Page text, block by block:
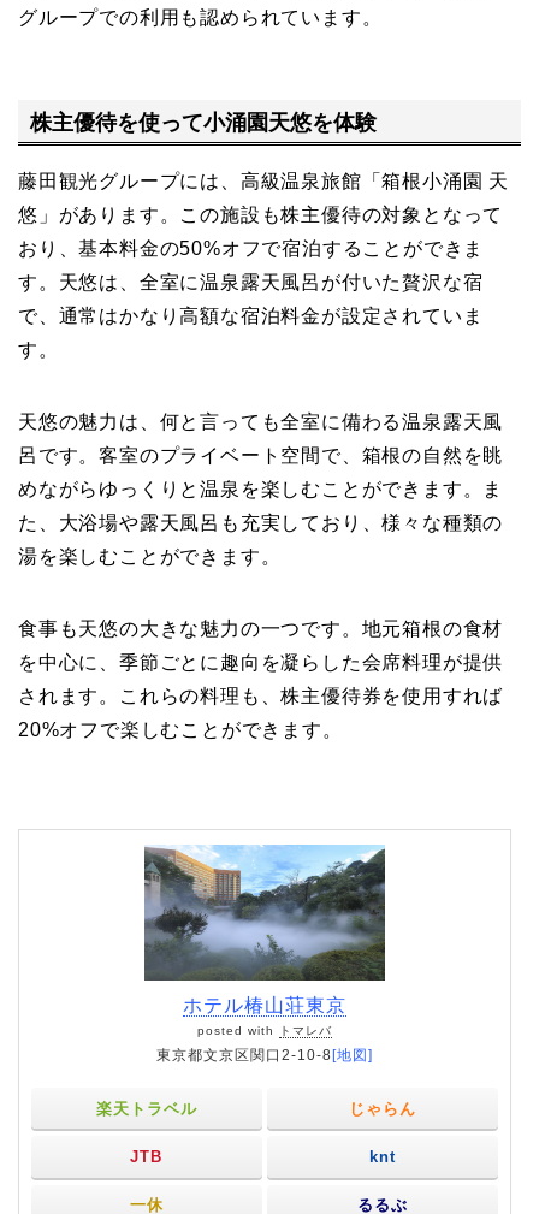
グループでの利用も認められています。
株主優待を使って小涌園天悠を体験
藤田観光グループには、高級温泉旅館「箱根小涌園 天
悠」があります。この施設も株主優待の対象となって
おり、基本料金の50%オフで宿泊することができま
す。天悠は、全室に温泉露天風呂が付いた贅沢な宿
で、通常はかなり高額な宿泊料金が設定されていま
す。
天悠の魅力は、何と言っても全室に備わる温泉露天風
呂です。客室のプライベート空間で、箱根の自然を眺
めながらゆっくりと温泉を楽しむことができます。ま
た、大浴場や露天風呂も充実しており、様々な種類の
湯を楽しむことができます。
食事も天悠の大きな魅力の一つです。地元箱根の食材
を中心に、季節ごとに趣向を凝らした会席料理が提供
されます。これらの料理も、株主優待券を使用すれば
20%オフで楽しむことができます。
ホテル椿山荘東京
posted with トマレバ
東京都文京区関口2-10-8 [地図]
楽天トラベル じゃらん
JTB knt
一休 るるぶ